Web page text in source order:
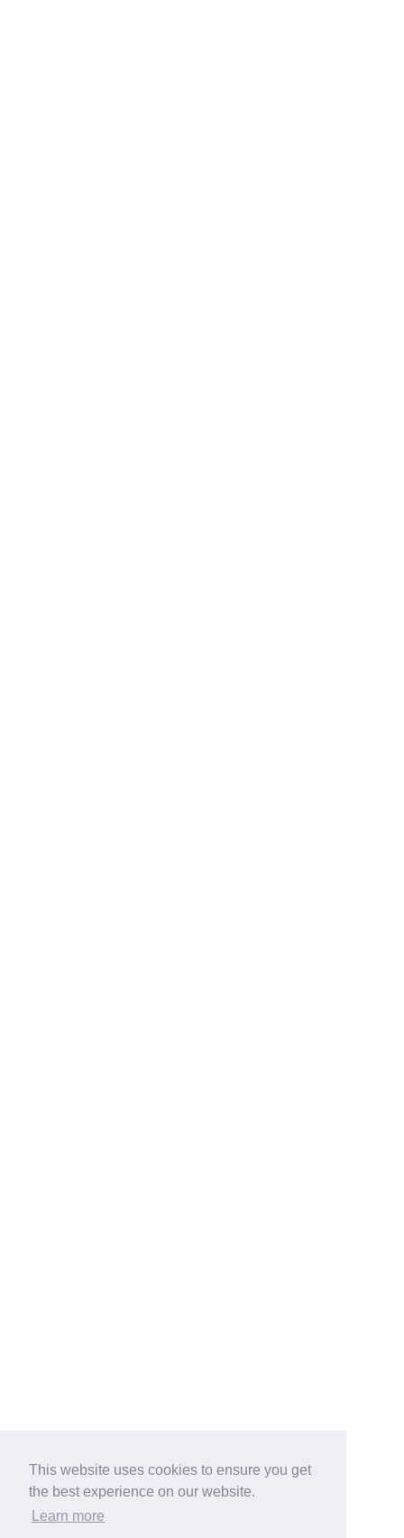
This website uses cookies to ensure you get
the best experience on our website.
Learn more